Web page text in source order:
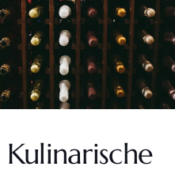
Kulinarische